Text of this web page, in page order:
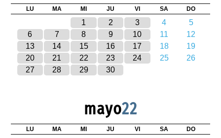
LU MA MI JU VI SA DO
1 2 3 4
5
6
7 8 9 10 11
12
13
14 15 16 17 18
19
20
21 22 23 24 25
26
27
28 29 30
mayo22
LU MA MI JU VI SA DO